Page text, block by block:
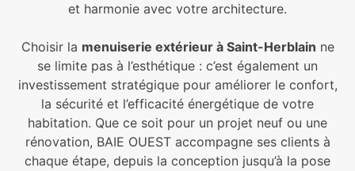
et harmonie avec votre architecture.
Choisir la menuiserie extérieur à Saint-Herblain ne
se limite pas à l’esthétique : c’est également un
investissement stratégique pour améliorer le confort,
la sécurité et l’efficacité énergétique de votre
habitation. Que ce soit pour un projet neuf ou une
rénovation, BAIE OUEST accompagne ses clients à
chaque étape, depuis la conception jusqu’à la pose